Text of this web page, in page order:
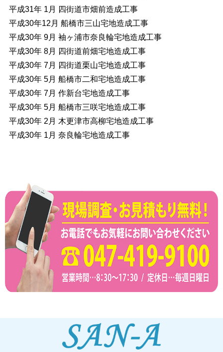
平成31年 1月 四街道市畑前造成工事
平成30年12月 船橋市三山宅地造成工事
平成30年 9月 袖ヶ浦市奈良輪宅地造成工事
平成30年 8月 四街道前畑宅地造成工事
平成30年 7月 四街道栗山宅地造成工事
平成30年 5月 船橋市二和宅地造成工事
平成30年 7月 作新台宅地造成工事
平成30年 5月 船橋市三咲宅地造成工事
平成30年 2月 木更津市高柳宅地造成工事
平成30年 1月 奈良輪宅地造成工事